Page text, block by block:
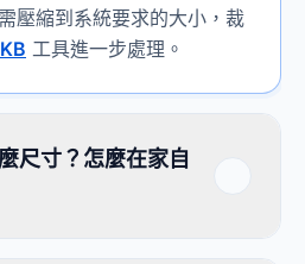
壓縮到系統要求的大小，裁
工具進一步處理。
尺寸？怎麼在家自